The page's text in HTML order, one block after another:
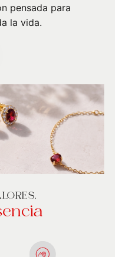
pensada para
la vida.